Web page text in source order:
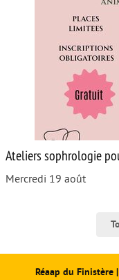
Ateliers sophrologie
Mercredi 19 août
Réaap du Finistère|